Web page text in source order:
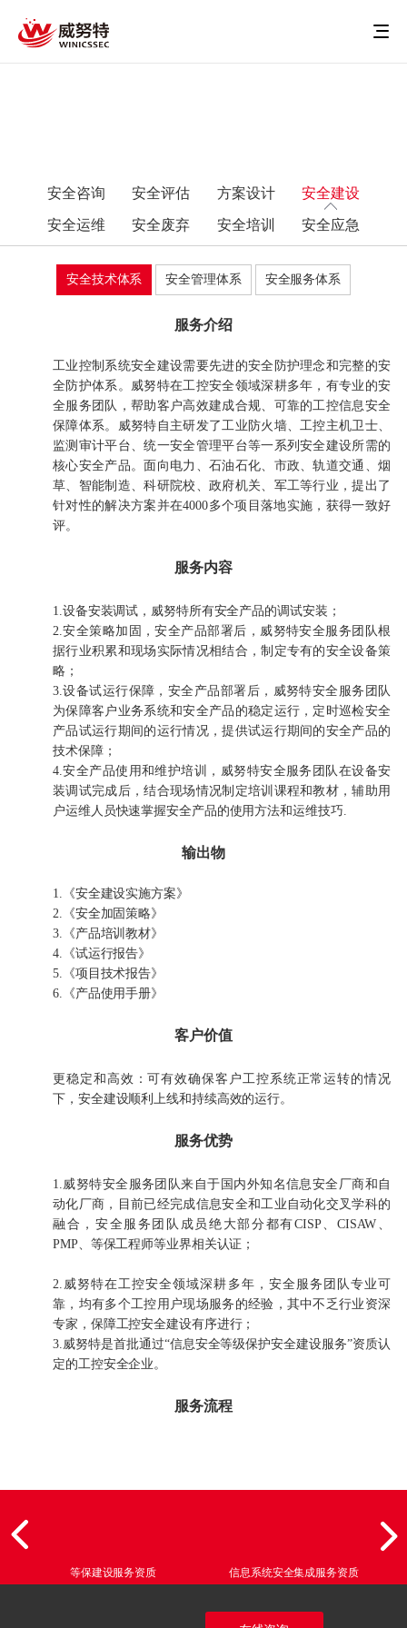
安全咨询 安全评估 方案设计 安全建设
安全运维 安全废弃 安全培训 安全应急
安全技术体系 安全管理体系 安全服务体系
服务介绍
工业控制系统安全建设需要先进的安全防护理念和完整的安
全防护体系。威努特在工控安全领域深耕多年，有专业的安
全服务团队，帮助客户高效建成合规、可靠的工控信息安全
保障体系。威努特自主研发了工业防火墙、工控主机卫士、
监测审计平台、统一安全管理平台等一系列安全建设所需的
核心安全产品。面向电力、石油石化、市政、轨道交通、烟
草、智能制造、科研院校、政府机关、军工等行业，提出了
针对性的解决方案并在4000多个项目落地实施，获得一致好
评。
服务内容
1.设备安装调试，威努特所有安全产品的调试安装；
2.安全策略加固，安全产品部署后，威努特安全服务团队根
据行业积累和现场实际情况相结合，制定专有的安全设备策
略；
3.设备试运行保障，安全产品部署后，威努特安全服务团队
为保障客户业务系统和安全产品的稳定运行，定时巡检安全
产品试运行期间的运行情况，提供试运行期间的安全产品的
技术保障；
4.安全产品使用和维护培训，威努特安全服务团队在设备安
装调试完成后，结合现场情况制定培训课程和教材，辅助用
户运维人员快速掌握安全产品的使用方法和运维技巧.
输出物
1.《安全建设实施方案》
2.《安全加固策略》
3.《产品培训教材》
4.《试运行报告》
5.《项目技术报告》
6.《产品使用手册》
客户价值
更稳定和高效：可有效确保客户工控系统正常运转的情况
下，安全建设顺利上线和持续高效的运行。
服务优势
1.威努特安全服务团队来自于国内外知名信息安全厂商和自
动化厂商，目前已经完成信息安全和工业自动化交叉学科的
融合，安全服务团队成员绝大部分都有CISP、CISAW、
PMP、等保工程师等业界相关认证；
2.威努特在工控安全领域深耕多年，安全服务团队专业可
靠，均有多个工控用户现场服务的经验，其中不乏行业资深
专家，保障工控安全建设有序进行；
3.威努特是首批通过“信息安全等级保护安全建设服务”资质认
定的工控安全企业。
服务流程
等保建设服务资质 信息系统安全集成服务资质